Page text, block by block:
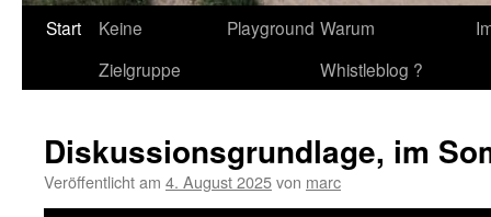
Start
Keine
Zielgruppe
Playground Warum
Whistleblog ?
Diskussionsgrundlage, im
Veröffentlicht am 4. August 2025von marc